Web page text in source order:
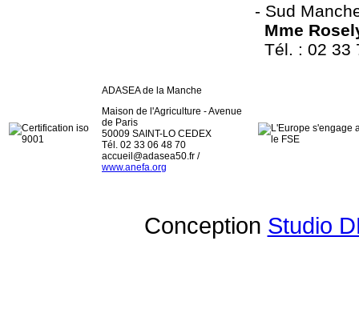
- Sud
Mme
Tél. : 02 33
ADASEA de la Manche
Maison de l'Agriculture - Avenue
de Paris
50009 SAINT-LO CEDEX
Tél. 02 33 06 48 70
accueil@adasea50.fr /
www.anefa.org
Conception Studio